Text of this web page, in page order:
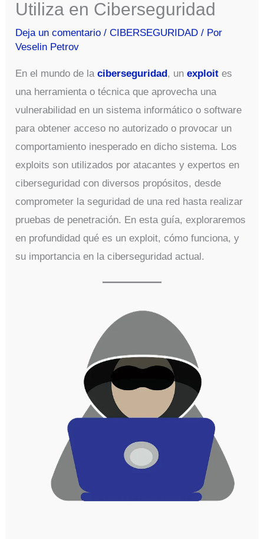
Utiliza en Ciberseguridad
Deja un comentario /CIBERSEGURIDAD / Por
Veselin Petrov
En el mundo de laciberseguridad, unexploit es
una herramienta o técnica que aprovecha una
vulnerabilidad en un sistema informático o software
para obtener acceso no autorizado o provocar un
comportamiento inesperado en dicho sistema. Los
exploits son utilizados por atacantes y expertos en
ciberseguridad con diversos propósitos, desde
comprometer la seguridad de una red hasta realizar
pruebas de penetración. En esta guía, exploraremos
en profundidad qué es un exploit, cómo funciona, y
su importancia en la ciberseguridad actual.